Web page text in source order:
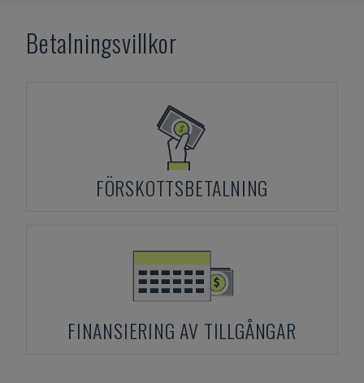
Betalningsvillkor
FÖRSKOTTSBETALNING
FINANSIERING AV TILLGÅNGAR